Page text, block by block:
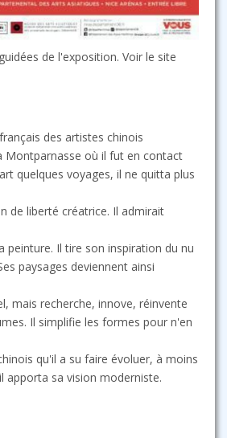
de l'exposition. Voir le site
des artistes chinois
Montparnasse où il fut en contact
quelques voyages, il ne quitta plus
de liberté créatrice. Il admirait
peinture. Il tire son inspiration du nu
paysages deviennent ainsi
mais recherche, innove, réinvente
Il simplifie les formes pour n'en
qu'il a su faire évoluer, à moins
apporta sa vision moderniste.